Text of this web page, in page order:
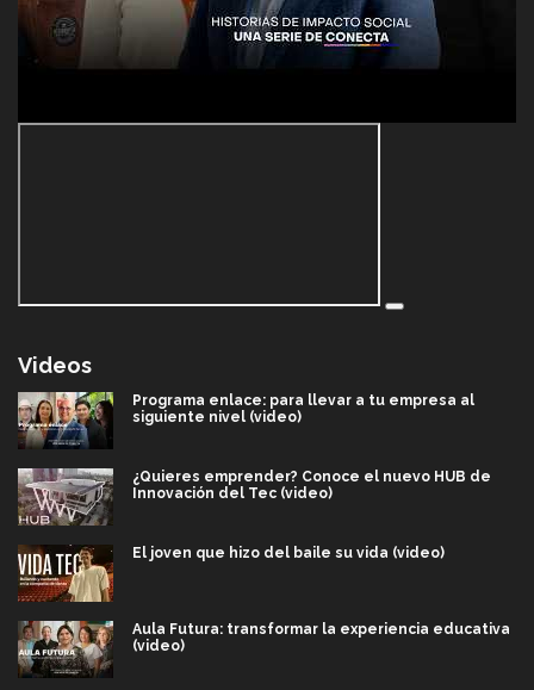
Videos
Programa enlace: para llevar a tu empresa al
siguiente nivel (video)
¿Quieres emprender? Conoce el nuevo HUB de
Innovación del Tec (video)
El joven que hizo del baile su vida (video)
Aula Futura: transformar la experiencia educativa
(video)